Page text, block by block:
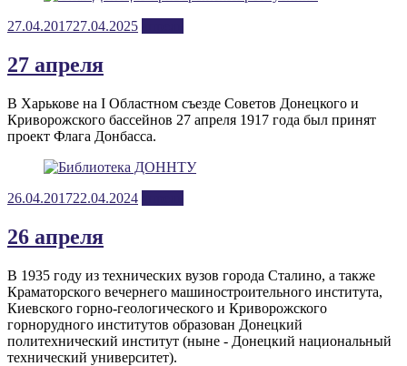
Posted
27.04.201727.04.2025
27 апреля
В Харькове на I Областном съезде Советов Донецкого и
Криворожского бассейнов 27 апреля 1917 года был принят
проект Флага Донбасса.
Posted
26.04.201722.04.2024
26 апреля
В 1935 году из технических вузов города Сталино, а также
Краматорского вечернего машиностроительного института,
Киевского горно-геологического и Криворожского
горнорудного институтов образован Донецкий
политехнический институт (ныне - Донецкий национальный
технический университет).